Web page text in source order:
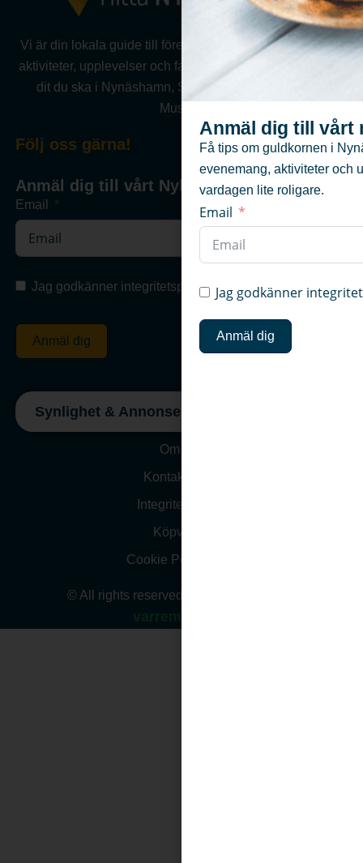
Vi är din lokala guide till företag, föreningar, evenemang,
aktiviteter, upplevelser och fastigheter .Vi hjälper dig hitta
dit du ska i Nynäshamn, Sorunda, Ösmo, Torö eller
Muskö.
Följ oss gärna!
Anmäl dig till vårt Nyhetsbrev
Email
Jag godkänner integritetspolicyn
Anmäl dig
Synlighet & Annonsering
Om oss
Kontakta Oss
Integritetspolicy
Köpvillkor
Cookie Policy (EU)
© All rights reserved. Website design by
Anmäl dig till vårt
Få tips om guldkornen i
evenemang, aktiviteter och
vardagen lite roligare.
Email
Jag godkänner
Anmäl dig